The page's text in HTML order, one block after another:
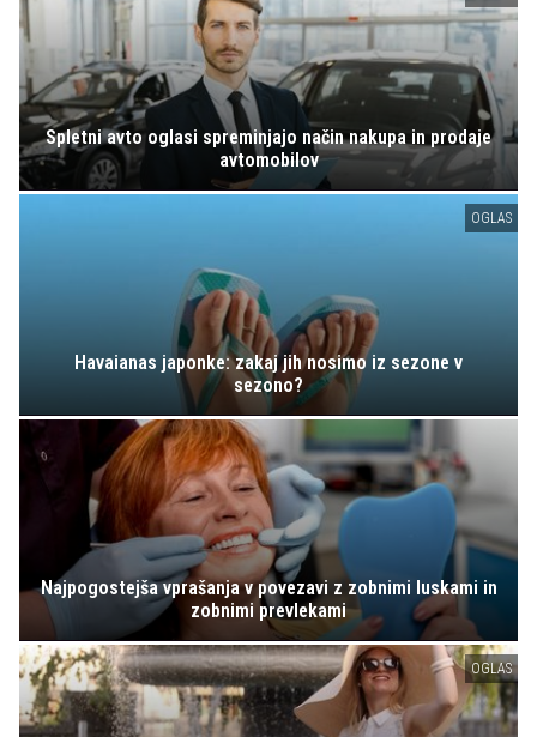
Spletni avto oglasi spreminjajo način nakupa in prodaje
avtomobilov
OGLAS
Havaianas japonke: zakaj jih nosimo iz sezone v
sezono?
Najpogostejša vprašanja v povezavi z zobnimi luskami in
zobnimi prevlekami
OGLAS